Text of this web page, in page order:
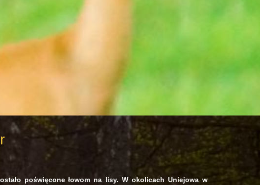
poświęcone łowom na lisy. W okolicach Uniejowa w